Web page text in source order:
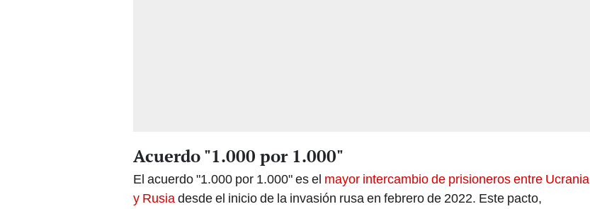
Acuerdo "1.000 por 1.000"
El acuerdo "1.000 por 1.000" es el mayor intercambio de prisioneros entre Ucrania
y Rusiadesde el inicio de la invasión rusa en febrero de 2022. Este pacto,